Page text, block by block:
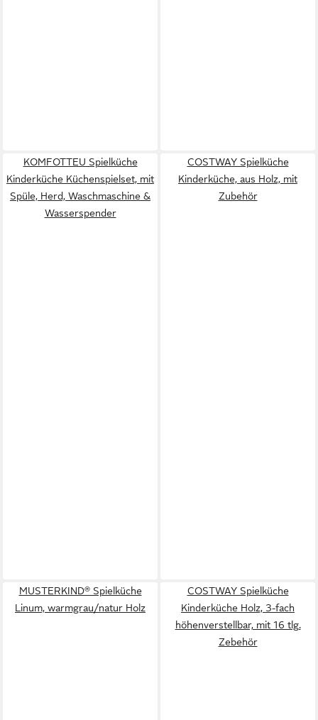
KOMFOTTEU Spielküche
Kinderküche Küchenspielset, mit
Spüle, Herd, Waschmaschine &
Wasserspender
COSTWAY Spielküche
Kinderküche, aus Holz, mit
Zubehör
MUSTERKIND® Spielküche
Linum, warmgrau/natur Holz
COSTWAY Spielküche
Kinderküche Holz, 3-fach
höhenverstellbar, mit 16 tlg.
Zebehör